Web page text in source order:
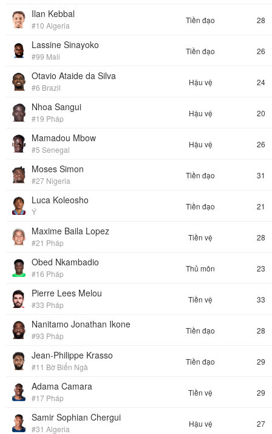
Ilan Kebbal
#10 Algeria
Tiền đạo 28
Lassine Sinayoko
#99 Mali
Tiền đạo 26
Otavio Ataide da Silva
#6 Brazil
Hậu vệ 24
Nhoa Sangui
#19 Pháp
Hậu vệ 20
Mamadou Mbow
#5 Senegal
Hậu vệ 26
Moses Simon
#27 Nigeria
Tiền đạo 31
Luca Koleosho
Ý
Tiền đạo 21
Maxime Baila Lopez
#21 Pháp
Tiền vệ 28
Obed Nkambadio
#16 Pháp
Thủ môn 23
Pierre Lees Melou
#33 Pháp
Tiền vệ 33
Nanitamo Jonathan Ikone
#93 Pháp
Tiền đạo 28
Jean-Philippe Krasso
#11 Bờ Biển Ngà
Tiền đạo 29
Adama Camara
#17 Pháp
Tiền vệ 29
Samir Sophian Chergui
#31 Algeria
Hậu vệ 27